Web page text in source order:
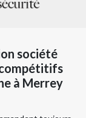
société
à Merrey